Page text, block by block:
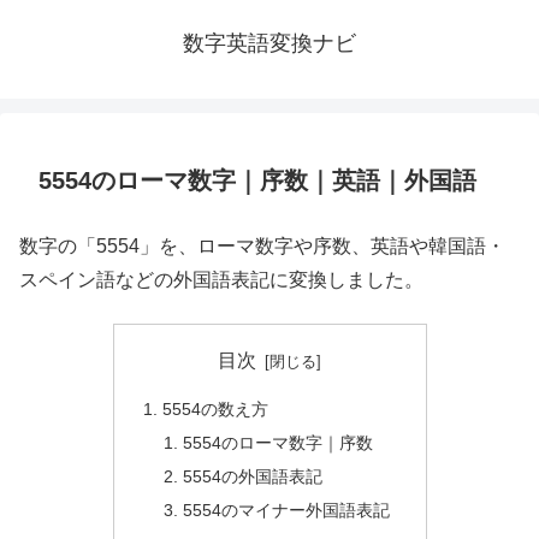
数字英語変換ナビ
5554のローマ数字｜序数｜英語｜外国語
数字の「5554」を、ローマ数字や序数、英語や韓国語・
スペイン語などの外国語表記に変換しました。
目次
5554の数え方
5554のローマ数字｜序数
5554の外国語表記
5554のマイナー外国語表記